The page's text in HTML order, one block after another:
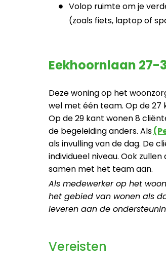
Volop ruimte om je
(zoals fiets, laptop of
Eekhoornlaan 27-
Deze woning op het
wel met één team. Op de
Op de 29 kant wonen 8
de begeleiding anders. Als
als invulling van de dag. De
individueel niveau. Ook
samen met het team aan.
Als medewerker op het
het gebied van wonen als
leveren aan de
Vereisten